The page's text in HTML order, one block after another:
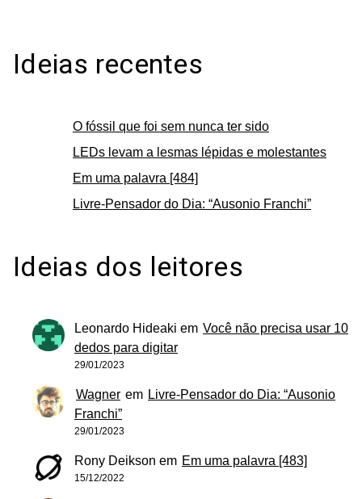
Ideias recentes
O fóssil que foi sem nunca ter sido
LEDs levam a lesmas lépidas e molestantes
Em uma palavra [484]
Livre-Pensador do Dia: “Ausonio Franchi”
Ideias dos leitores
Leonardo Hideaki em Você não precisa usar 10
dedos para digitar
29/01/2023
Wagner em Livre-Pensador do Dia: “Ausonio
Franchi”
29/01/2023
Rony Deikson em Em uma palavra [483]
15/12/2022